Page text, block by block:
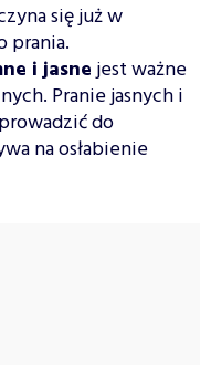
się już w
prania.
i jasnejest ważne
Pranie jasnych i
do
na osłabienie